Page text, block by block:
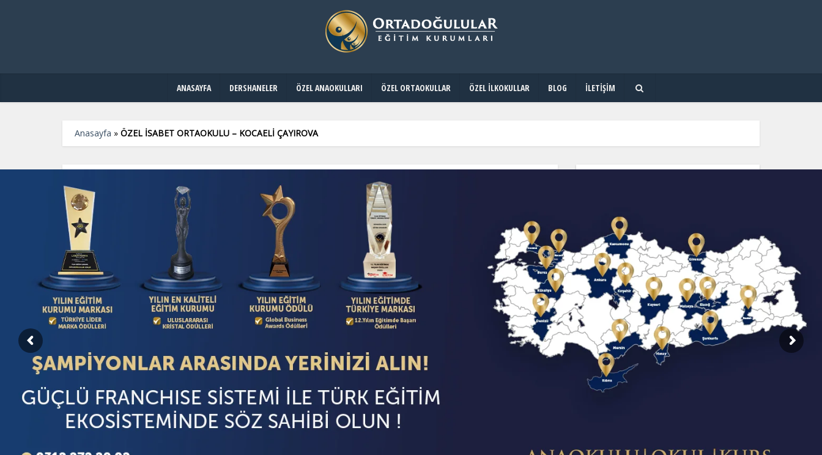
ANASAYFA DERSHANELER ÖZEL ANAOKULLARI ÖZEL ORTAOKULLAR ÖZEL İLKOKULLAR BLOG İLETIŞIM
Anasayfa » ÖZEL İSABET ORTAOKULU – KOCAELİ ÇAYIROVA
SON EKLENENLER
Dershane Fiyatlarının Farklı Olmasının
Sebebi Nedir?
Çocuklarda Sosyal Becerilerin
Geliştirilmesi: Oyun ve Etkinlik Önerileri
Anaokulunda Günlük Rutinler: Çocukların